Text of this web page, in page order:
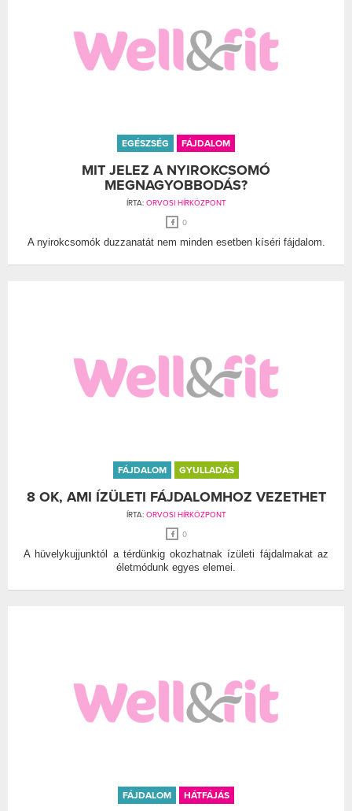
EGÉSZSÉG FÁJDALOM
MIT JELEZ A NYIROKCSOMÓ
MEGNAGYOBBODÁS?
ÍRTA: ORVOSI HÍRKÖZPONT
0
A nyirokcsomók duzzanatát nem minden esetben kíséri fájdalom.
FÁJDALOM GYULLADÁS
8 OK, AMI ÍZÜLETI FÁJDALOMHOZ VEZETHET
ÍRTA: ORVOSI HÍRKÖZPONT
0
A hüvelykujjunktól a térdünkig okozhatnak ízületi fájdalmakat az
életmódunk egyes elemei.
FÁJDALOM HÁTFÁJÁS